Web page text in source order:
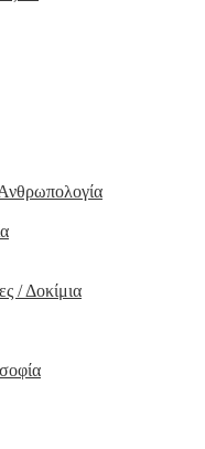
/ Δοκίμια